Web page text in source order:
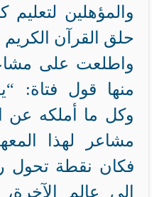
والمؤهلين
حلق القرآن
واطلعت على
منها قول فتاة:
وكل ما أملكه عن
مشاعر لهذا
فكان نقطة تحول
إلى عالم